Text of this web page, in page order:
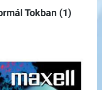
Tokban (1)